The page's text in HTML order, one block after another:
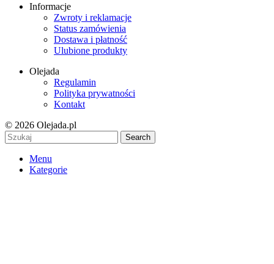
Informacje
Zwroty i reklamacje
Status zamówienia
Dostawa i płatność
Ulubione produkty
Olejada
Regulamin
Polityka prywatności
Kontakt
© 2026 Olejada.pl
Search
Menu
Kategorie